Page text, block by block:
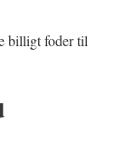
billigt foder til